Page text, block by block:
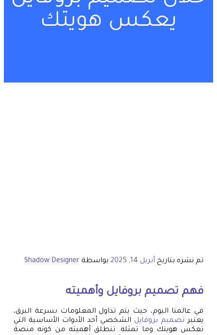
يعكس هويتك
تم نشره بتاريخ أبريل 14, 2025 بواسطة Shadow Designer
فهم تصميم بروفايل وأهميته
في عالمنا اليوم، حيث يتم تداول المعلومات بسرعة البرق،
يعتبر تصميم بروفايل الشخصي أحد الأدوات الأساسية التي
تعكس هويتك وما تمثله. تنطلق أهميته من كونه منصة